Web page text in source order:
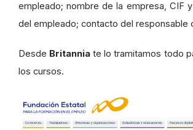
empleado; nombre de la empresa, CIF
del empleado; contacto del responsable
Desde Britannia te lo tramitamos todo
los cursos.